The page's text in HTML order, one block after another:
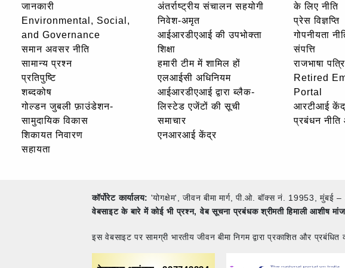
जानकारी
Environmental, Social,
and Governance
समान अवसर नीति
सामान्य प्रश्न
प्रतिपुष्टि
शब्दकोष
गोल्‍डन जुबली फ़ाउंडेशन-
सामुदायिक विकास
शिकायत निवारण
सहायता
अंतर्राष्ट्रीय संचालन सहयोगी
निवेश-अमृत
आईआरडीएआई की उपभोक्ता
शिक्षा
हमारी टीम में शामिल हों
एलआईसी अधिनियम
आईआरडीएआई द्वारा ब्लैक-
लिस्टेड एजेंटों की सूची
समाचार
एनआरआई केंद्र
के लिए नीति
प्रेस विज्ञप्ति
गोपनीयता
संपत्ति
राजभाषा
Retired
Portal
आरटीआई
प्रबंधन
कॉर्पोरेट कार्यालय: 'योगक्षेम', जीवन बीमा मार्ग, पी.ओ. बॉक्स नं. 19953,
वेबसाइट के बारे में कोई भी प्रश्न, वेब सूचना प्रबंधक श्रीमती हिमाली आशीष
इस वेबसाइट पर सामग्री भारतीय जीवन बीमा निगम द्वारा प्रकाशित और प्रबंधित